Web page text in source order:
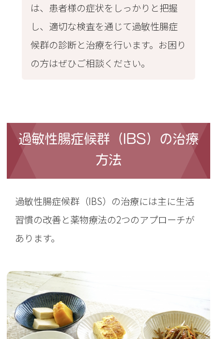
は、患者様の症状をしっかりと把握
し、適切な検査を通じて過敏性腸症
候群の診断と治療を行います。お困り
の方はぜひご相談ください。
過敏性腸症候群（IBS）の治療
方法
過敏性腸症候群（IBS）の治療には主に生活
習慣の改善と薬物療法の2つのアプローチが
あります。